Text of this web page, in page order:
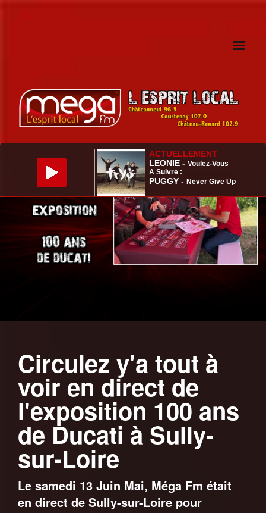
Circulez y'a tout à
voir en direct de
l'exposition 100 ans
de Ducati à Sully-
sur-Loire
Le samedi 13 Juin Mai, Méga Fm était
en direct de Sully-sur-Loire pour